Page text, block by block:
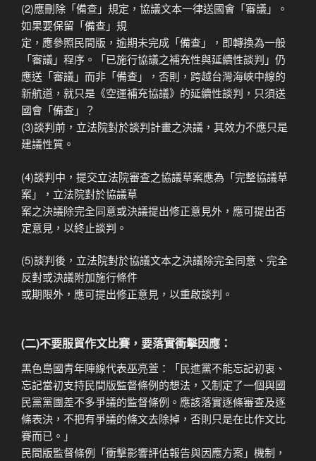
(2)應刪除「備查」規定，協議文本一律送國會「審議」。
如果要保留「備查」規
定，應參照民間版，逾期未完成「備查」，即轉換為一般
「審議」程序。「已施行協議之補充性與延續性談判」仍
應送「審議」而非「備查」，否則，跨越台灣海峽中線的
新航道，就只是《空運補充協議》的延續性談判，只須送
國會「備查」？
(3)談判前，立法院對於談判計畫之決議，其效力不應只是
建議性質。
(4)談判中，提交立法院審查之協議草案應為「完整協議草
案」，立法院對於協議草
案之決議除完全同意或決議提出修正意見外，應可提出否
定意見，以終止談判。
(5)談判後，立法院對於協議文本之決議除完全同意、完全
反對或決議附加施行條件
或期限外，應可提出修正意見，以重啟談判。
(二)不要服貿作文比賽，要落實衝擊因應：
黑色島國青年陣線代表巫亮萱：「民進黨不能忘記初衷、
忘記當初支持民間版監督條例的想法，又制定了一個與國
民黨黨團差不多爭議的監督條例。應該落實逐條審查及逐
條表決，不把有爭議的條文去除掉，否則只是在比作文比
賽而已。」
民間版監督條例「衝擊影響評估報告與因應方案」機制，